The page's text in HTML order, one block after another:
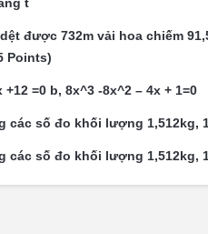
được 732m vải hoa chiếm
Points)
=0 b, 8x^3 -8x^2 – 4x + 1=0
các số đo khối lượng 1,512kg,
các số đo khối lượng 1,512kg,